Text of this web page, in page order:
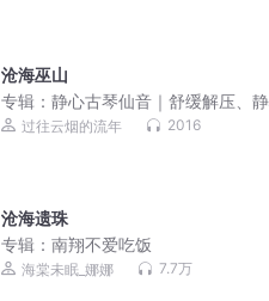
沧海巫山
专辑：静心古琴仙音｜舒缓解压、
疗愈纯音乐
过往云烟的流年 2016
沧海遗珠
专辑：南翔不爱吃饭
海棠未眠_娜娜 7.7万